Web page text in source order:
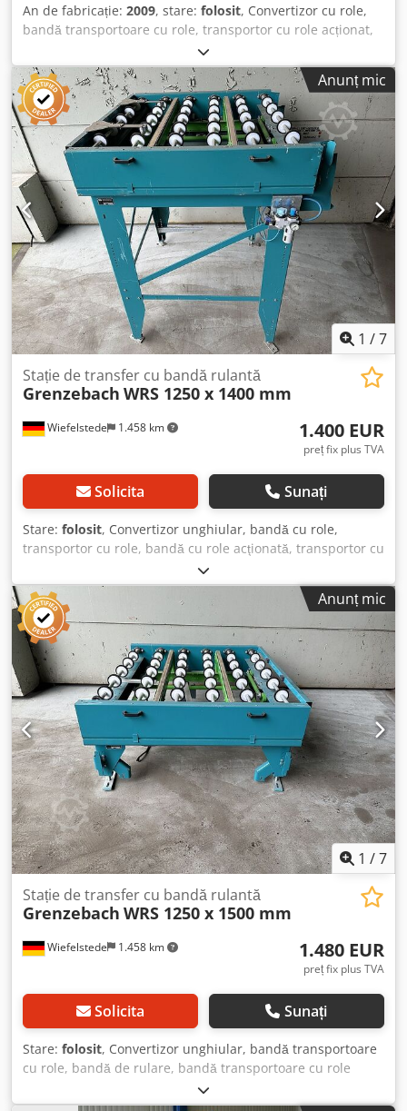
An de fabricație: 2009, stare: folosit, Convertizor cu role,
bandă transportoare cu role, transportor cu role acționat,
bandă cu role cu extractor - construcție robustă - acționare
electrică - motor de acționare bandă cu role: 0,18 kW, 71
rpm - motor de acționare bandă transportoare: 0,18 kW, 88
rpm - lățime role: 1440 mm - lungime de transport: 1550
mm Dkedsb A S Uyjpfx Ahbsr - transfer bandă
transportoare: 1400 mm - ridicare pneumatică - diametru
rolă: 105 mm - role: cauciucate - diametru ax: 25 mm -
înălțime de transport: 950 mm, reglabilă - acționare prin
curea dințată - disponibil: 1 bandă cu role - preț: per
bucată - dimensiuni: 1550/1650/H950 mm - greutate: 420
kg
Anunț mic
1 /7
Wiefelstede 1.458 km
Stație de transfer cu bandă rulantă
Grenzebach WRS 1250 x 1400 mm
1.400 EUR
preț fix plus TVA
Solicita Sunați
Stare: folosit, Convertizor unghiular, bandă cu role,
transportor cu role, bandă cu role acţionată, transportor cu
role, bandă cu role cu extractor, staţie de transfer -
Producător: Grenzebach, staţie de transfer tip bandă cu
role WRS - Motor de acționare: 0,18 kW 88 rpm - Distanță
intermediară: 1500 mm - Lungime de transport: 1250 mm -
Distanță axe: 250 mm - Distanță role: 250 mm - Role:
cauciucate - Ridicare: pneumatică Dkodstlzgwopfx Ahbjr -
Lungime bandă transportoare: 1400 mm / distanță bandă
500 mm - Cantitate: 2x stații de transfer disponibile - Preț:
pe bucată - Dimensiuni transport: 1750/1570/H2020 mm -
Greutate: 496 kg/buc.
Anunț mic
1 /7
Wiefelstede 1.458 km
Stație de transfer cu bandă rulantă
Grenzebach WRS 1250 x 1500 mm
1.480 EUR
preț fix plus TVA
Solicita Sunați
Stare: folosit, Convertizor unghiular, bandă transportoare
cu role, bandă de rulare, bandă transportoare cu role
acționate, bandă de role, bandă de rulare cu transportor
de extragere, stație de transfer - Producător: Grenzebach,